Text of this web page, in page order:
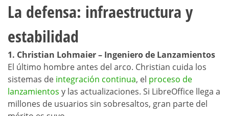
La defensa: infraestructura y
estabilidad
1. Christian Lohmaier – Ingeniero de Lanzamientos
El último hombre antes del arco. Christian cuida los
sistemas de integración continua, el proceso de
lanzamientos y las actualizaciones. Si LibreOffice llega a
millones de usuarios sin sobresaltos, gran parte del